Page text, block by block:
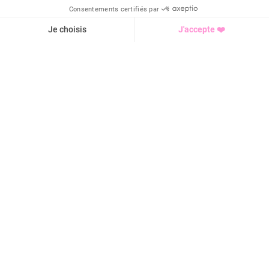
Consentements certifiés par
Je choisis J'accepte ❤️